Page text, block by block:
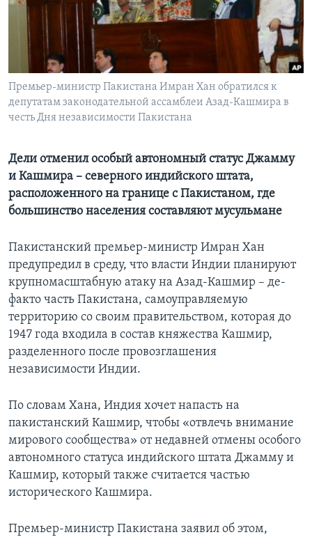
Learning English
СОЦИАЛЬНЫЕ СЕТИ
Премьер-министр Пакистана Имран Хан обратился к
депутатам законодательной ассамблеи Азад-Кашмира в
честь Дня независимости Пакистана
Дели отменил особый автономный статус Джамму
и Кашмира – северного индийского штата,
расположенного на границе с Пакистаном, где
большинство населения составляют мусульмане
Пакистанский премьер-министр Имран Хан
предупредил в среду, что власти Индии планируют
крупномасштабную атаку на Азад-Кашмир – де-
факто часть Пакистана, самоуправляемую
территорию со своим правительством, которая до
1947 года входила в состав княжества Кашмир,
разделенного после провозглашения
независимости Индии.
По словам Хана, Индия хочет напасть на
пакистанский Кашмир, чтобы «отвлечь внимание
мирового сообщества» от недавней отмены особого
автономного статуса индийского штата Джамму и
Кашмир, который также считается частью
исторического Кашмира.
Премьер-министр Пакистана заявил об этом,